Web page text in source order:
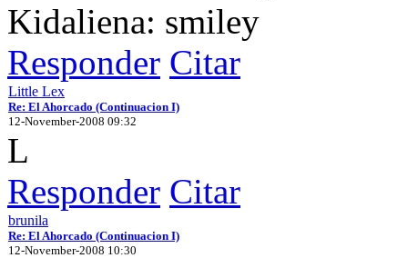
Kidaliena:
Responder Citar
Little Lex
Re: El Ahorcado (Continuacion I)
12-November-2008 09:32
L
Responder Citar
brunila
Re: El Ahorcado (Continuacion I)
12-November-2008 10:30